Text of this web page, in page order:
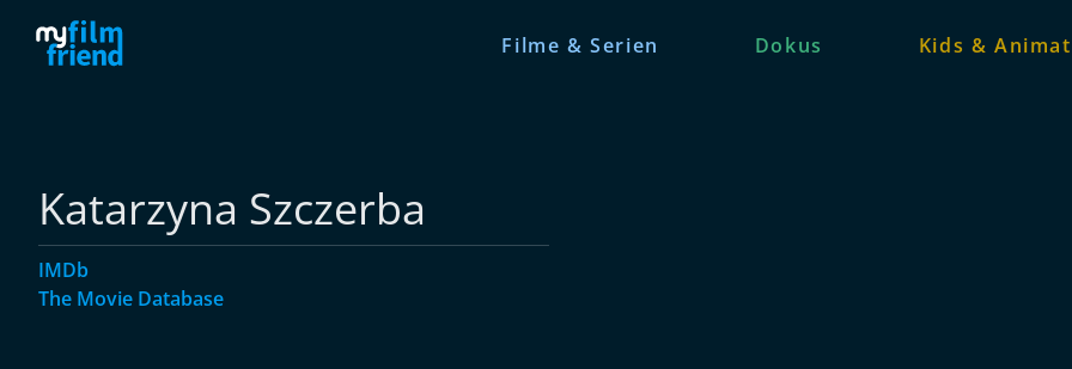
Filme & Serien Dokus Kids &
Katarzyna Szczerba
IMDb
The Movie Database